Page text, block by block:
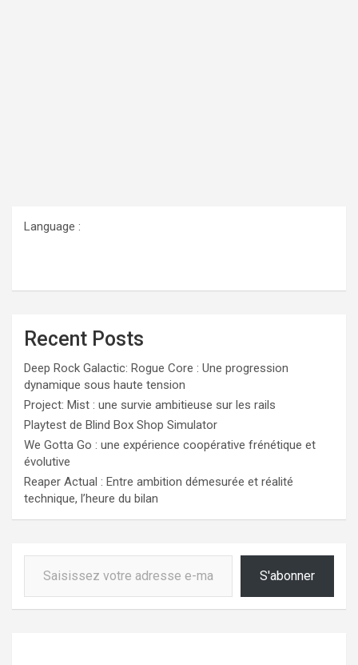
Language :
Recent Posts
Deep Rock Galactic: Rogue Core : Une progression
dynamique sous haute tension
Project: Mist : une survie ambitieuse sur les rails
Playtest de Blind Box Shop Simulator
We Gotta Go : une expérience coopérative frénétique et
évolutive
Reaper Actual : Entre ambition démesurée et réalité
technique, l’heure du bilan
Saisissez votre adresse e-mail…
S'abonner